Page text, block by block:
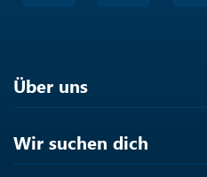
Über uns
Wir suchen dich